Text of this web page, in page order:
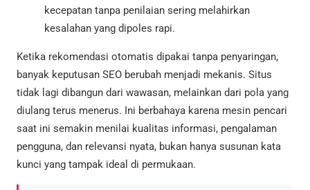
kecepatan tanpa penilaian sering melahirkan
kesalahan yang dipoles rapi.
Ketika rekomendasi otomatis dipakai tanpa penyaringan,
banyak keputusan SEO berubah menjadi mekanis. Situs
tidak lagi dibangun dari wawasan, melainkan dari pola yang
diulang terus menerus. Ini berbahaya karena mesin pencari
saat ini semakin menilai kualitas informasi, pengalaman
pengguna, dan relevansi nyata, bukan hanya susunan kata
kunci yang tampak ideal di permukaan.